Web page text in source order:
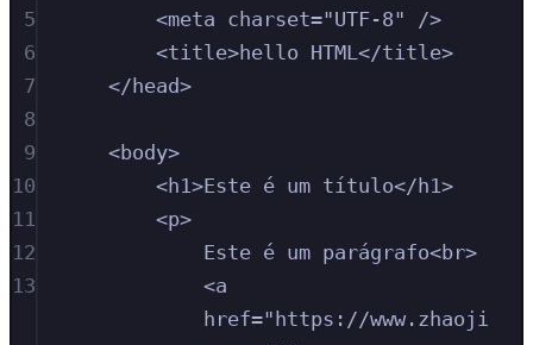
5
<meta charset="UTF-8"
/>
6
<title>hello HTML</title>
7
</ head>
8
9
<body>
10
<h1>Este é um título</ h1>
11
<p>
12
Este é um parágrafo<br>
13
<a
href=" https://www.zhaoji